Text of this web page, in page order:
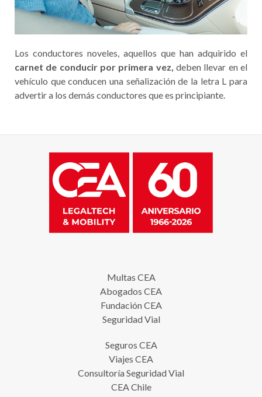
Los conductores noveles, aquellos que han adquirido el
carnet de conducir por primera vez, deben llevar en el
vehículo que conducen una señalización de la letra L para
advertir a los demás conductores que es principiante.
Multas CEA
Abogados CEA
Fundación CEA
Seguridad Vial
Seguros CEA
Viajes CEA
Consultoría Seguridad Vial
CEA Chile